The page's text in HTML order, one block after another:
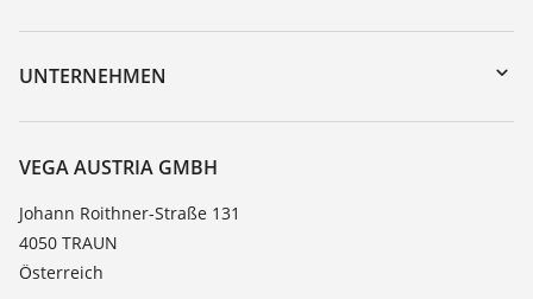
DTM Collection/PACTware
Geräterücksendung
Trainings
TeamViewer
UNTERNEHMEN
Karriere
Über VEGA
Kontakt
News
Presse
VEGA AUSTRIA GMBH
Johann Roithner-Straße 131
4050 TRAUN
Österreich